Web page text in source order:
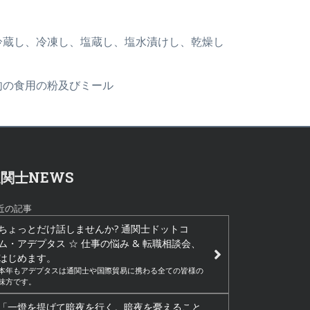
し、冷凍し、塩蔵し、塩水漬けし、乾燥し
食用の粉及びミール
士NEWS
の記事
ょっとだけ話しませんか? 通関士ドットコ
・アデプタス ☆ 仕事の悩み & 転職相談会、
じめます。
年もアデプタスは通関士や国際貿易に携わる全ての皆様の
方です。
「一燈を提げて暗夜を行く。暗夜を憂えること